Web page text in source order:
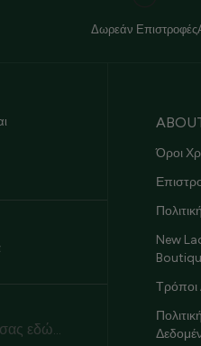
Δωρεάν Επιστροφές
Όροι
New